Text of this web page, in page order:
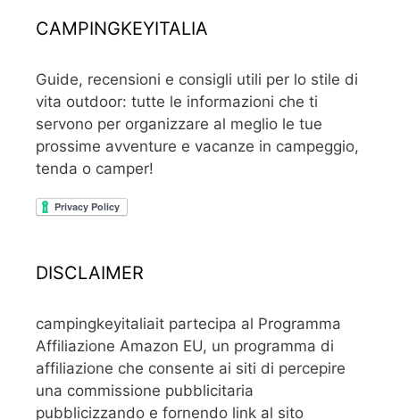
CAMPINGKEYITALIA
Guide, recensioni e consigli utili per lo stile di
vita outdoor: tutte le informazioni che ti
servono per organizzare al meglio le tue
prossime avventure e vacanze in campeggio,
tenda o camper!
DISCLAIMER
campingkeyitaliait partecipa al Programma
Affiliazione Amazon EU, un programma di
affiliazione che consente ai siti di percepire
una commissione pubblicitaria
pubblicizzando e fornendo link al sito